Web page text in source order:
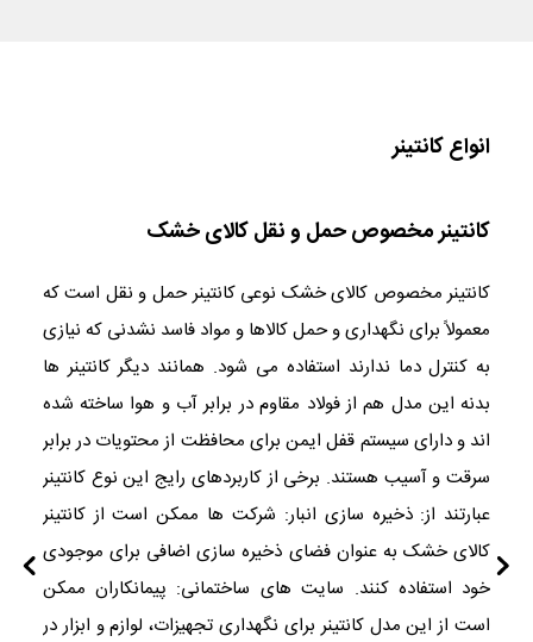
انواع کانتینر
کانتینر مخصوص حمل و نقل کالای خشک
کانتینر مخصوص کالای خشک نوعی کانتینر حمل و نقل است که
معمولاً برای نگهداری و حمل کالاها و مواد فاسد نشدنی که نیازی
به کنترل دما ندارند استفاده می شود. همانند دیگر کانتینر ها
بدنه این مدل هم از فولاد مقاوم در برابر آب و هوا ساخته شده
اند و دارای سیستم قفل ایمن برای محافظت از محتویات در برابر
سرقت و آسیب هستند. برخی از کاربردهای رایج این نوع کانتینر
عبارتند از: ذخیره سازی انبار: شرکت ها ممکن است از کانتینر
کالای خشک به عنوان فضای ذخیره سازی اضافی برای موجودی
خود استفاده کنند. سایت های ساختمانی: پیمانکاران ممکن
است از این مدل کانتینر برای نگهداری تجهیزات، لوازم و ابزار در